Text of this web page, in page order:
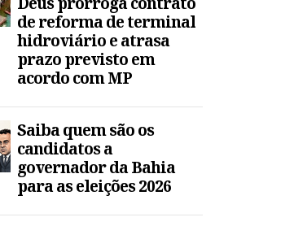
de reforma de terminal
hidroviário e atrasa
prazo previsto em
acordo com MP
Saiba quem são os
candidatos a
governador da Bahia
para as eleições 2026